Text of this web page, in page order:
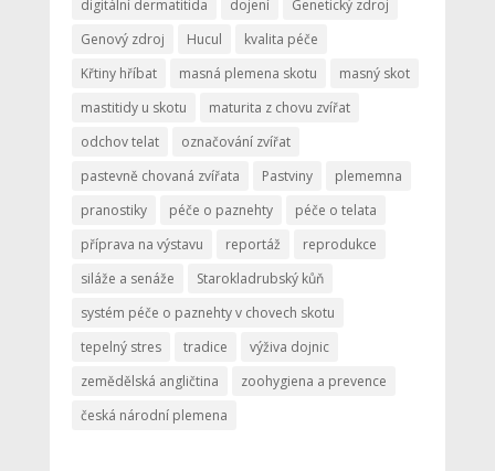
digitální dermatitida dojení
Genetický zdroj
Genový zdroj
Hucul
kvalita péče
Křtiny hříbat
masná plemena skotu
masný skot
mastitidy u skotu
maturita z chovu zvířat
odchov telat
označování zvířat
pastevně chovaná zvířata
Pastviny
plememna
pranostiky
péče o paznehty
péče o telata
příprava na výstavu
reportáž
reprodukce
siláže a senáže
Starokladrubský kůň
systém péče o paznehty v chovech skotu
tepelný stres
tradice
výživa dojnic
zemědělská angličtina
zoohygiena a prevence
česká národní plemena